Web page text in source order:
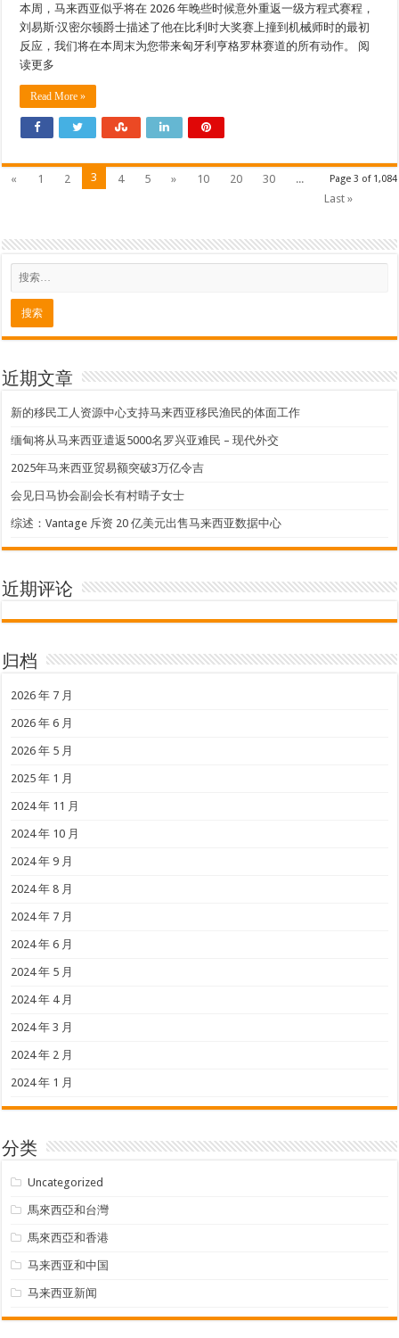
本周，马来西亚似乎将在 2026 年晚些时候意外重返一级方程式赛程，
刘易斯·汉密尔顿爵士描述了他在比利时大奖赛上撞到机械师时的最初
反应，我们将在本周末为您带来匈牙利亨格罗林赛道的所有动作。 阅
读更多
Read More »
Page 3 of 1,084
« 1 2 3 4 5 » 10 20 30
...
Last »
近期文章
新的移民工人资源中心支持马来西亚移民渔民的体面工作
缅甸将从马来西亚遣返5000名罗兴亚难民 – 现代外交
2025年马来西亚贸易额突破3万亿令吉
会见日马协会副会长有村晴子女士
综述：Vantage 斥资 20 亿美元出售马来西亚数据中心
近期评论
归档
2026 年 7 月
2026 年 6 月
2026 年 5 月
2025 年 1 月
2024 年 11 月
2024 年 10 月
2024 年 9 月
2024 年 8 月
2024 年 7 月
2024 年 6 月
2024 年 5 月
2024 年 4 月
2024 年 3 月
2024 年 2 月
2024 年 1 月
分类
Uncategorized
馬來西亞和台灣
馬來西亞和香港
马来西亚和中国
马来西亚新闻